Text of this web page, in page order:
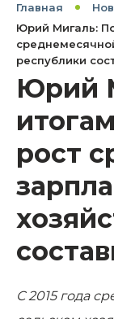
Главная
Юрий Мигаль:
республики
Юрий
рост
С 2015 года